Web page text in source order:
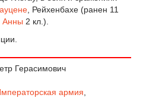
, Рейхенбахе (ранен 11
Анны 2 кл.).
Герасимович
армия